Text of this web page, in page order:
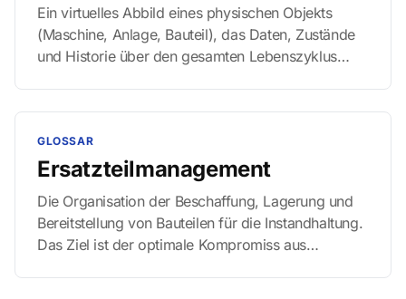
Ein virtuelles Abbild eines physischen Objekts
(Maschine, Anlage, Bauteil), das Daten, Zustände
und Historie über den gesamten Lebenszyklus
GLOSSAR
Ersatzteilmanagement
Die Organisation der Beschaffung, Lagerung und
Bereitstellung von Bauteilen für die Instandhaltung.
Das Ziel ist der optimale Kompromiss aus